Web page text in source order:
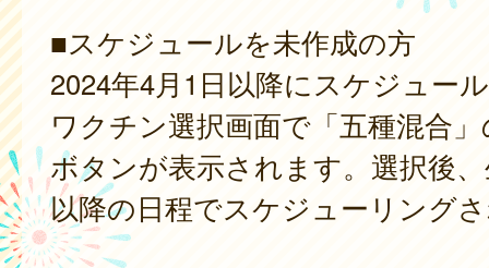
■スケジュールを未作成の方
2024年4月1日以降にスケジュー
ワクチン選択画面で「五種混合
ボタンが表示されます。選択後
以降の日程でスケジューリング